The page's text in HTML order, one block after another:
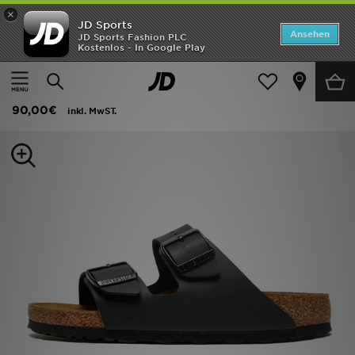
×
JD Sports
JD Sports Fashion PLC
Kostenlos - In Google Play
Ansehen
Startseite
Frauen Frauenschuhe Sneakers
Birkenstock Arizona Damen
90,00€
inkl. MwST.
Startseite
ANGEBOTE
Herren
JD Exklusives